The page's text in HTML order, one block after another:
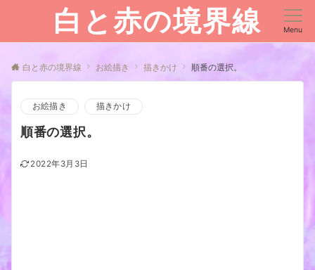
白と赤の境界線 Menu
白と赤の境界線 お絵描き 描きかけ 順番の選択。
お絵描き 描きかけ
順番の選択。
2022年3月3日